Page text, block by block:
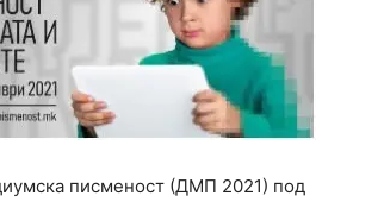
писменост (ДМП 2021) под